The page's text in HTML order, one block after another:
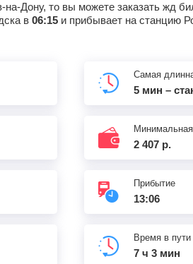
Дону, то вы можете заказать жд
в 06:15 и прибывает на станцию
Самая
5 мин –
2 407 р.
Прибытие
13:06
Время в пути
7 ч 3 мин